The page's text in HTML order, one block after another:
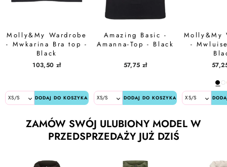
Molly&My Wardrobe
- Mwkarina Bra top -
Black
103,50 zł
DODAJ DO KOSZYKA
Amazing Basic -
Amanna-Top - Black
57,75 zł
DODAJ DO KOSZYKA
Molly&My
-
ZAMÓW SWÓJ ULUBIONY MODEL W
PRZEDSPRZEDAŻY JUŻ DZIŚ